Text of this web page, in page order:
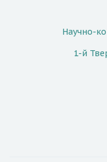
Научно-
1-й